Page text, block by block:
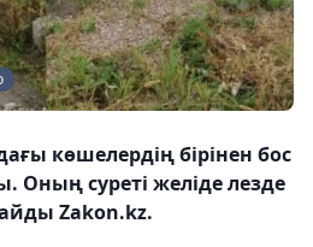
көшелердің бірінен бос
Оның суреті желіде лезде
Zakon.kz.